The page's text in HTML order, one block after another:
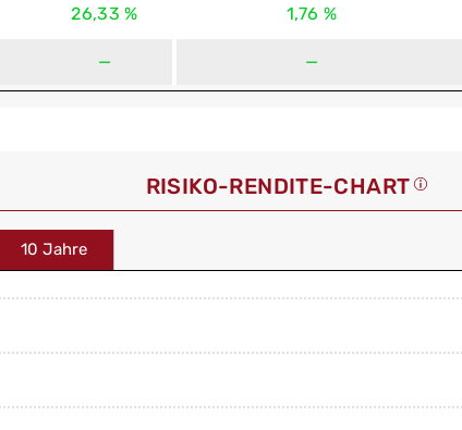
26,33 % 1,76 %
— —
RISIKO-RENDITE-CHART
10 Jahre